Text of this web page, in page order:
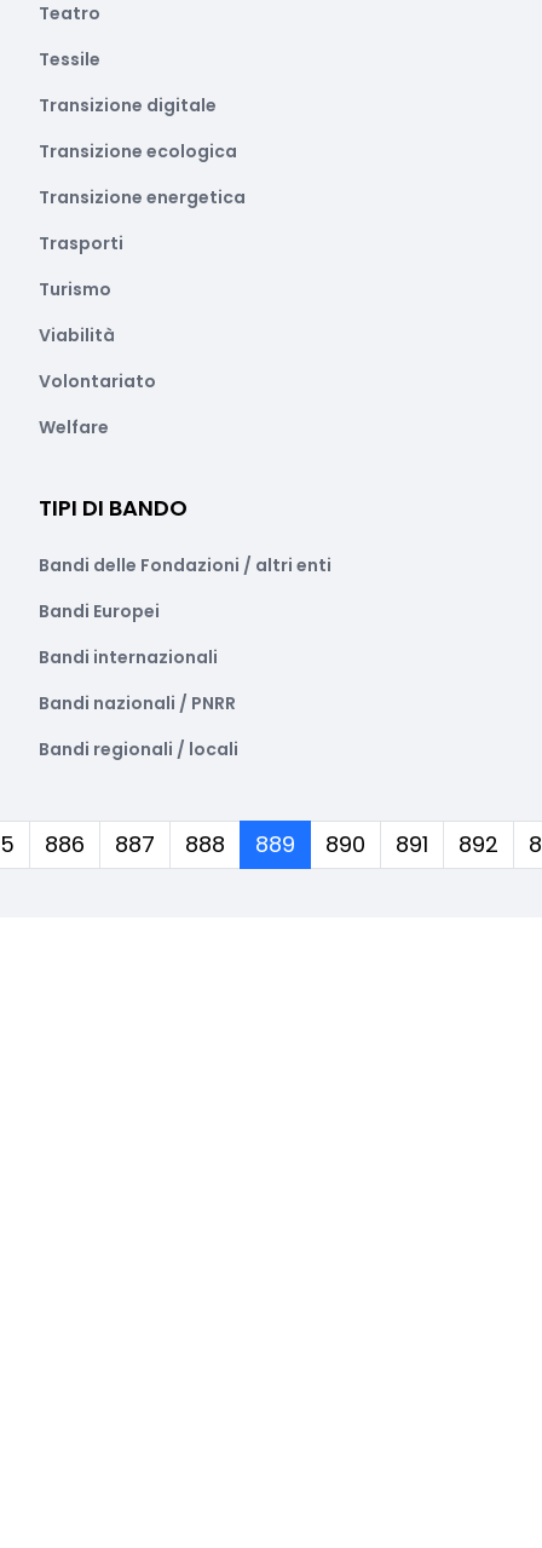
Teatro
Tessile
Transizione digitale
Transizione ecologica
Transizione energetica
Trasporti
Turismo
Viabilità
Volontariato
Welfare
TIPI DI BANDO
Bandi delle Fondazioni / altri enti
Bandi Europei
Bandi internazionali
Bandi nazionali / PNRR
Bandi regionali / locali
886 887 888 889 (corrente)
890 891 892